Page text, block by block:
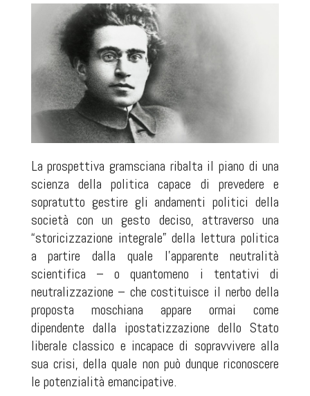
La prospettiva gramsciana ribalta il piano di una
scienza della politica capace di prevedere e
sopratutto gestire gli andamenti politici della
società con un gesto deciso, attraverso una
“storicizzazione integrale” della lettura politica
a partire dalla quale l’apparente neutralità
scientifica – o quantomeno i tentativi di
neutralizzazione – che costituisce il nerbo della
proposta moschiana appare ormai come
dipendente dalla ipostatizzazione dello Stato
liberale classico e incapace di sopravvivere alla
sua crisi, della quale non può dunque riconoscere
le potenzialità emancipative.